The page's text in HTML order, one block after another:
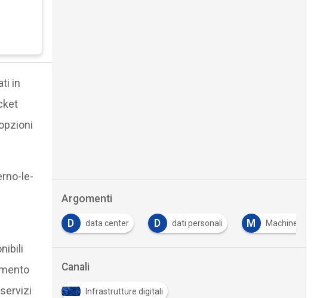
in
le-
Argomenti
D data center D dati personali M Machine
Canali
Infrastrutture digitali